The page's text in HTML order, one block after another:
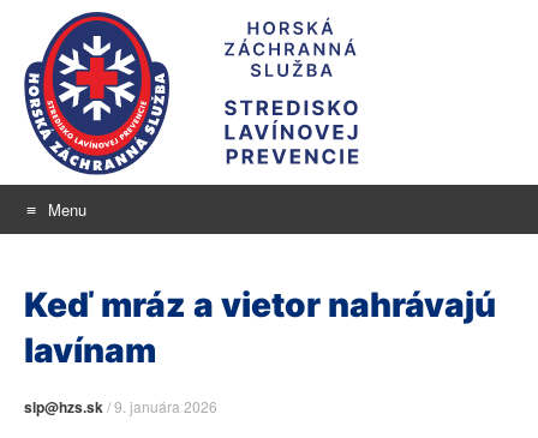
prevencie
Menu
content
Keď mráz a vietor nahrávajú
lavínam
slp@hzs.sk/9. januára 2026